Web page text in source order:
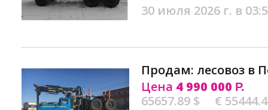
30 июля 2026 г. в
Продам: лесовоз в
Цена 4 990 000 Р.
65657.89 $
€